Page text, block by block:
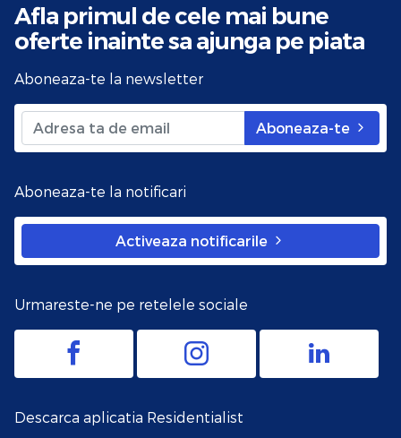
Afla primul de cele mai bune
oferte inainte sa ajunga pe piata
Aboneaza-te la newsletter
Aboneaza-te
Aboneaza-te la notificari
Activeaza notificarile
Urmareste-ne pe retelele sociale
Descarca aplicatia Residentialist